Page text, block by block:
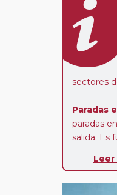
sectores
Paradas
paradas
salida. Es
realiza
Leer